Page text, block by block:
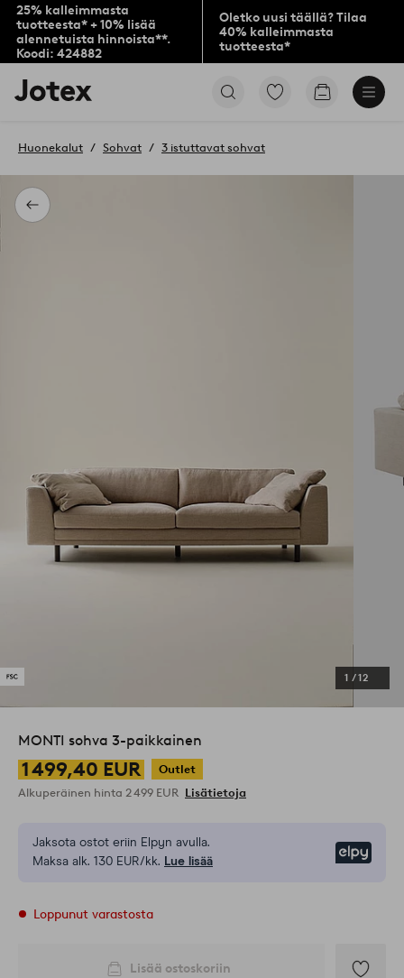
25% kalleimmasta
tuotteesta* + 10% lisää
alennetuista hinnoista**.
Koodi: 424882
Oletko uusi täällä? Tilaa
40% kalleimmasta
tuotteesta*
Jotex-
logo
aloitussivulle
Siirry
Siirry
Takaisin
Huonekalut Sohvat 3 istuttavat sohvat
1 /12
MONTI sohva 3-paikkainen
1 499,40 EUR
Outlet
Alkuperäinen hinta 2 499 EUR Lisätietoja
Jaksota ostot eriin Elpyn avulla.
Maksa alk. 130 EUR/kk. Lue lisää
Loppunut varastosta
Lisää ostoskoriin